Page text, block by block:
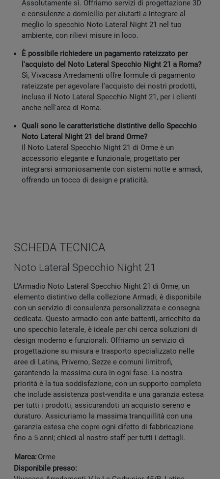
Assolutamente sì. Offriamo servizi di progettazione 3D
e consulenze a domicilio per aiutarti a integrare al
meglio lo specchio Noto Lateral Night 21 nel tuo
ambiente, con rilievi misure in loco.
È possibile richiedere un pagamento rateizzato per
l'acquisto del Noto Lateral Specchio Night 21 a Roma?
Sì, Vivacasa Arredamenti offre formule di pagamento
rateizzate per agevolare l'acquisto dei nostri prodotti,
incluso il Noto Lateral Specchio Night 21, per i clienti
anche nell'area di Roma.
Quali sono le caratteristiche distintive dello Specchio
Noto Lateral Night 21 del brand Orme?
Il Noto Lateral Specchio Night 21 di Orme è un
accessorio elegante e funzionale, progettato per
integrarsi armoniosamente con sistemi notte e armadi,
offrendo un tocco di design e praticità.
SCHEDA TECNICA
Noto Lateral Specchio Night 21
L'Armadio Noto Lateral Specchio Night 21 di Orme, un
elemento distintivo della collezione Armadi, è disponibile
con un servizio di consulenza personalizzata e consegna
dedicata. Questo armadio con ante battenti, arricchito da
uno specchio laterale, è ideale per chi cerca soluzioni di
design moderno e funzionali. Offriamo un servizio di
progettazione su misura e trasporto specializzato nelle
aree di Latina, Priverno, Sezze e comuni limitrofi,
garantendo la massima cura in ogni fase. La nostra
priorità è la tua soddisfazione, con un supporto completo
che include assistenza post-vendita e una garanzia estesa
per tutti i prodotti, assicurandoti un acquisto sereno e
duraturo. Assicuriamo la massima tranquillità con una
garanzia estesa che copre ogni difetto di fabbricazione
fino a 5 anni; chiedi al nostro staff per tutti i dettagli.
Marca:Orme
Disponibile presso: